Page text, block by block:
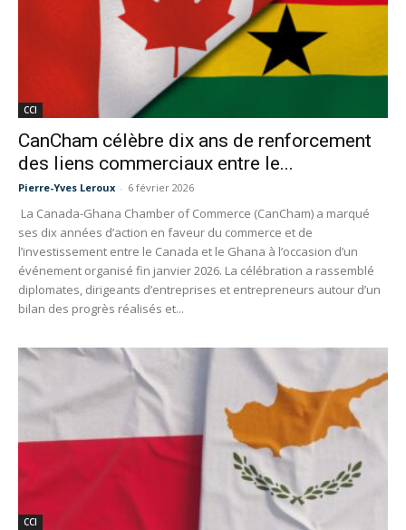
CCI
CanCham célèbre dix ans de renforcement
des liens commerciaux entre le...
Pierre-Yves Leroux - 6 février 2026
La Canada-Ghana Chamber of Commerce (CanCham) a marqué
ses dix années d’action en faveur du commerce et de
l’investissement entre le Canada et le Ghana à l’occasion d’un
événement organisé fin janvier 2026. La célébration a rassemblé
diplomates, dirigeants d’entreprises et entrepreneurs autour d’un
bilan des progrès réalisés et...
CCI